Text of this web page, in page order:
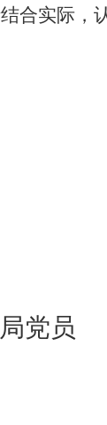
合实际，
党员